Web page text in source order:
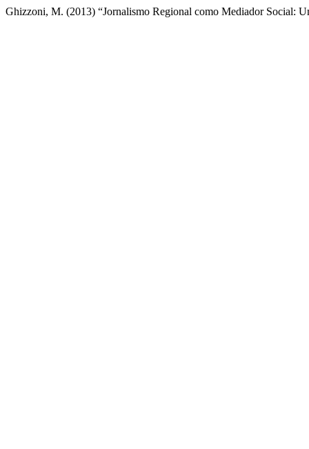
Ghizzoni, M. (2013) “Jornalismo Regional como Mediador Social: